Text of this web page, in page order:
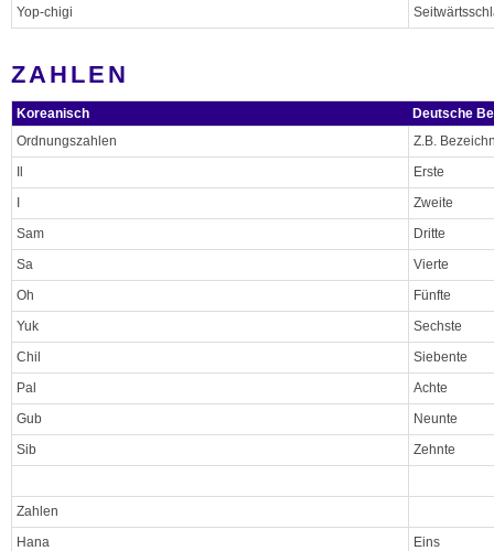
Yop-chigi
ZAHLEN
Koreanisch
Deutsche
Ordnungszahlen
Z.B.
Erste
Zweite
Sam
Dritte
Sa
Vierte
Oh
Fünfte
Yuk
Sechste
Chil
Siebente
Pal
Achte
Gub
Neunte
Sib
Zehnte
Zahlen
Hana
Eins